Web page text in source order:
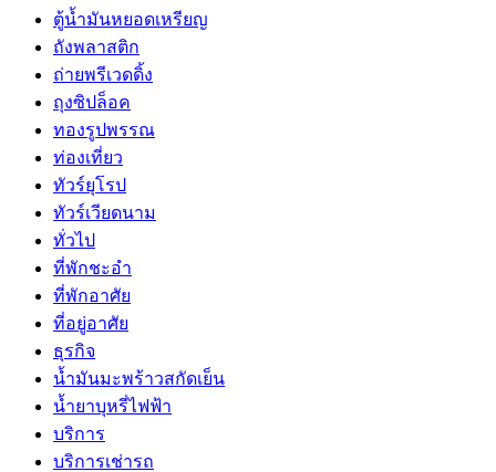
ตู้น้ำมันหยอดเหรียญ
ถังพลาสติก
ถ่ายพรีเวดดิ้ง
ถุงซิปล็อค
ทองรูปพรรณ
ท่องเที่ยว
ทัวร์ยุโรป
ทัวร์เวียดนาม
ทั่วไป
ที่พักชะอำ
ที่พักอาศัย
ที่อยู่อาศัย
ธุรกิจ
น้ำมันมะพร้าวสกัดเย็น
น้ำยาบุหรี่ไฟฟ้า
บริการ
บริการเช่ารถ